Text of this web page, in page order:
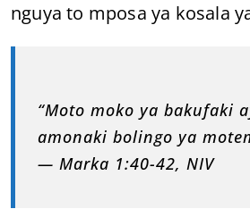
nguya to mposa ya kosala
“Moto moko ya bakufaki
amonaki bolingo ya
— Marka 1:40-42, NIV